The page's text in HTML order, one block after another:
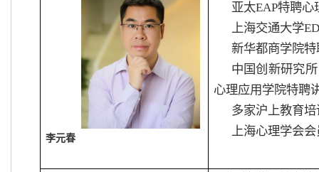
李元春
亚太EAP特聘心
上海交通大学
新华都商学院
中国创新研究
心理应用学院特聘
多家沪上教育
上海心理学会